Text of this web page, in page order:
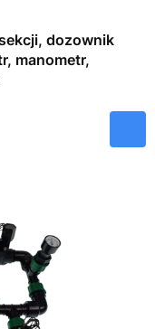
dozownik
manometr,